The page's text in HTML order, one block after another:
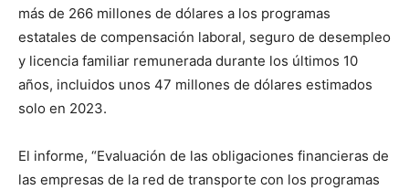
más de 266 millones de dólares a los programas
estatales de compensación laboral, seguro de desempleo
y licencia familiar remunerada durante los últimos 10
años, incluidos unos 47 millones de dólares estimados
solo en 2023.
El informe, “Evaluación de las obligaciones financieras de
las empresas de la red de transporte con los programas